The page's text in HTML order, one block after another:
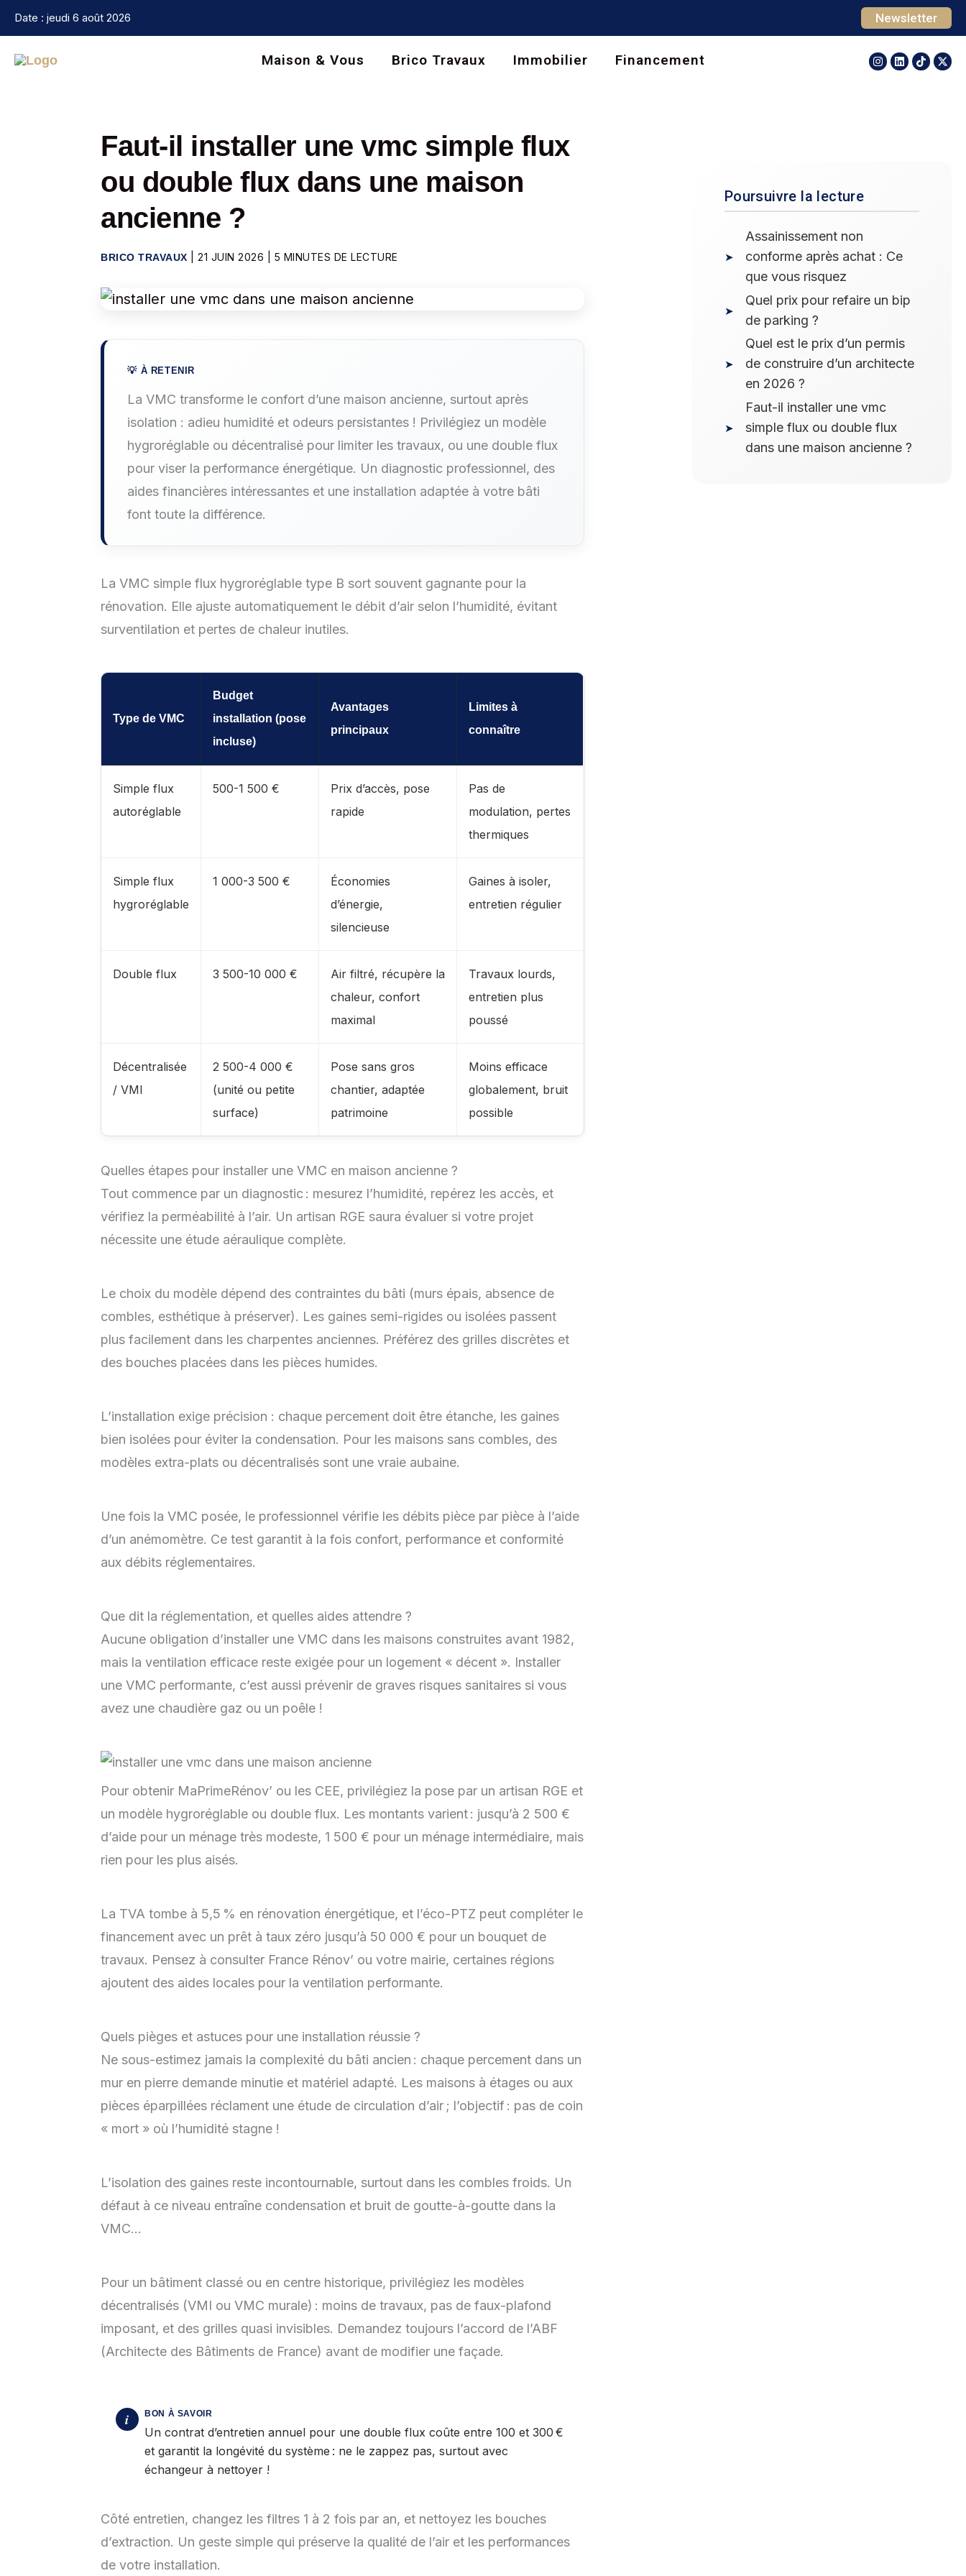
contenu
Date : jeudi 6 août 2026 Newsletter
Maison & Vous Brico Travaux Immobilier Financement
Faut-il installer une vmc simple flux
ou double flux dans une maison
ancienne ?
BRICO TRAVAUX |21 JUIN 2026 5 MINUTES DE LECTURE
La VMC transforme le confort d’une maison ancienne, surtout après
isolation : adieu humidité et odeurs persistantes ! Privilégiez un modèle
hygroréglable ou décentralisé pour limiter les travaux, ou une double flux
pour viser la performance énergétique. Un diagnostic professionnel, des
aides financières intéressantes et une installation adaptée à votre bâti
font toute la différence.
La VMC simple flux hygroréglable type B sort souvent gagnante pour la
rénovation. Elle ajuste automatiquement le débit d’air selon l’humidité, évitant
surventilation et pertes de chaleur inutiles.
Type de VMC
Budget
installation (pose
incluse)
Avantages
principaux
Limites à
connaître
Simple flux
autoréglable
500-1 500 €
Prix d’accès, pose
rapide
Pas de
modulation, pertes
thermiques
Simple flux
hygroréglable
1 000-3 500 €
Économies
d’énergie,
silencieuse
Gaines à isoler,
entretien régulier
Double flux 3 500-10 000 €
Air filtré, récupère la
chaleur, confort
maximal
Travaux lourds,
entretien plus
poussé
Décentralisée
/ VMI
2 500-4 000 €
(unité ou petite
surface)
Pose sans gros
chantier, adaptée
patrimoine
Moins efficace
globalement, bruit
possible
Quelles étapes pour installer une VMC en maison ancienne ?
Tout commence par un diagnostic : mesurez l’humidité, repérez les accès, et
vérifiez la perméabilité à l’air. Un artisan RGE saura évaluer si votre projet
nécessite une étude aéraulique complète.
Le choix du modèle dépend des contraintes du bâti (murs épais, absence de
combles, esthétique à préserver). Les gaines semi-rigides ou isolées passent
plus facilement dans les charpentes anciennes. Préférez des grilles discrètes et
des bouches placées dans les pièces humides.
L’installation exige précision : chaque percement doit être étanche, les gaines
bien isolées pour éviter la condensation. Pour les maisons sans combles, des
modèles extra-plats ou décentralisés sont une vraie aubaine.
Une fois la VMC posée, le professionnel vérifie les débits pièce par pièce à l’aide
d’un anémomètre. Ce test garantit à la fois confort, performance et conformité
aux débits réglementaires.
Que dit la réglementation, et quelles aides attendre ?
Aucune obligation d’installer une VMC dans les maisons construites avant 1982,
mais la ventilation efficace reste exigée pour un logement « décent ». Installer
une VMC performante, c’est aussi prévenir de graves risques sanitaires si vous
avez une chaudière gaz ou un poêle !
Pour obtenir MaPrimeRénov’ ou les CEE, privilégiez la pose par un artisan RGE et
un modèle hygroréglable ou double flux. Les montants varient : jusqu’à 2 500 €
d’aide pour un ménage très modeste, 1 500 € pour un ménage intermédiaire, mais
rien pour les plus aisés.
La TVA tombe à 5,5 % en rénovation énergétique, et l’éco-PTZ peut compléter le
financement avec un prêt à taux zéro jusqu’à 50 000 € pour un bouquet de
travaux. Pensez à consulter France Rénov’ ou votre mairie, certaines régions
ajoutent des aides locales pour la ventilation performante.
Quels pièges et astuces pour une installation réussie ?
Ne sous-estimez jamais la complexité du bâti ancien : chaque percement dans un
mur en pierre demande minutie et matériel adapté. Les maisons à étages ou aux
pièces éparpillées réclament une étude de circulation d’air ; l’objectif : pas de coin
« mort » où l’humidité stagne !
L’isolation des gaines reste incontournable, surtout dans les combles froids. Un
défaut à ce niveau entraîne condensation et bruit de goutte-à-goutte dans la
VMC…
Pour un bâtiment classé ou en centre historique, privilégiez les modèles
décentralisés (VMI ou VMC murale) : moins de travaux, pas de faux-plafond
imposant, et des grilles quasi invisibles. Demandez toujours l’accord de l’ABF
(Architecte des Bâtiments de France) avant de modifier une façade.
Un contrat d’entretien annuel pour une double flux coûte entre 100 et 300 €
et garantit la longévité du système : ne le zappez pas, surtout avec
échangeur à nettoyer !
Côté entretien, changez les filtres 1 à 2 fois par an, et nettoyez les bouches
d’extraction. Un geste simple qui préserve la qualité de l’air et les performances
de votre installation.
Poursuivre la lecture
Assainissement non
conforme après achat : Ce
que vous risquez
Quel prix pour refaire un bip
de parking ?
Quel est le prix d’un permis
de construire d’un architecte
en 2026 ?
Faut-il installer une vmc
simple flux ou double flux
dans une maison ancienne ?